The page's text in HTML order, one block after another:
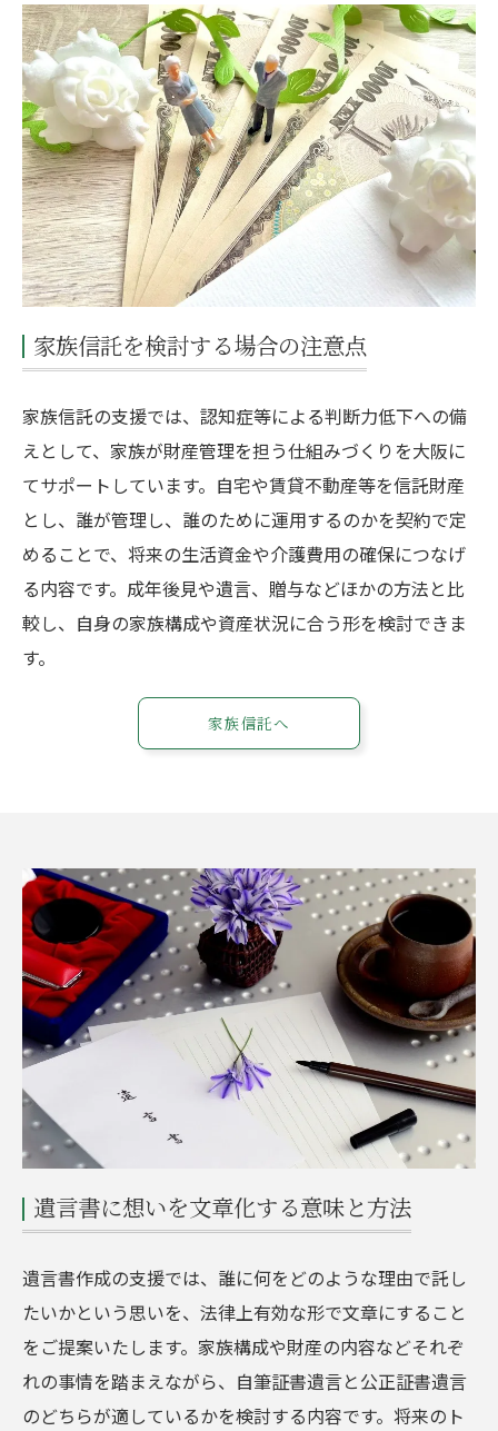
家族信託を検討する場合の注意点
家族信託の支援では、認知症等による判断力低下への備
えとして、家族が財産管理を担う仕組みづくりを大阪に
てサポートしています。自宅や賃貸不動産等を信託財産
とし、誰が管理し、誰のために運用するのかを契約で定
めることで、将来の生活資金や介護費用の確保につなげ
る内容です。成年後見や遺言、贈与などほかの方法と比
較し、自身の家族構成や資産状況に合う形を検討できま
す。
家族信託へ
遺言書に想いを文章化する意味と方法
遺言書作成の支援では、誰に何をどのような理由で託し
たいかという思いを、法律上有効な形で文章にすること
をご提案いたします。家族構成や財産の内容などそれぞ
れの事情を踏まえながら、自筆証書遺言と公正証書遺言
のどちらが適しているかを検討する内容です。将来のト